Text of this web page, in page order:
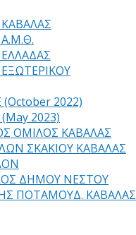
(October 2022)
2023)
ΟΜΙΛΟΣ ΚΑΒΑΛΑΣ
ΣΚΑΚΙΟΥ ΚΑΒΑΛΑΣ
ΔΗΜΟΥ ΝΕΣΤΟΥ
ΠΟΤΑΜΟΥΔ. ΚΑΒΑΛΑΣ